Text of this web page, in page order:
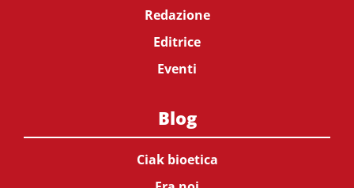
Redazione
Editrice
Eventi
Blog
Ciak bioetica